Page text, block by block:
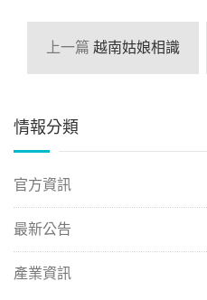
上一篇越南姑娘相識
情報分類
官方資訊
最新公告
產業資訊